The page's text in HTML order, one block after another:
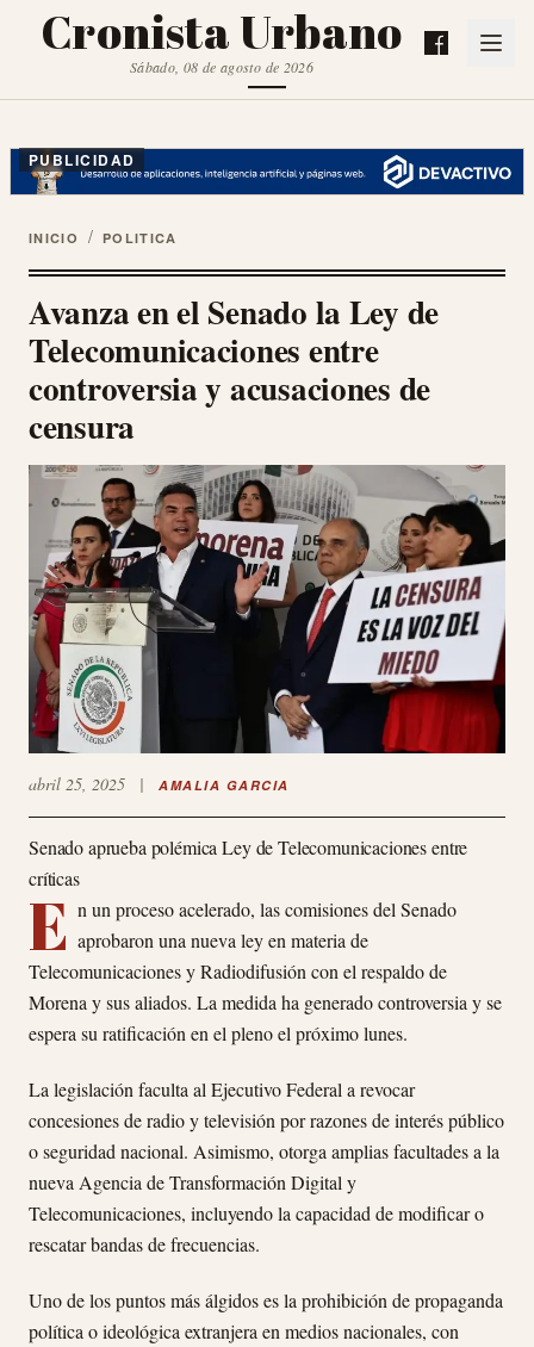
Cronista Urbano
Sábado, 08 de agosto de 2026
PUBLICIDAD
INICIO / POLITICA
Avanza en el Senado la Ley de
Telecomunicaciones entre
controversia y acusaciones de
censura
abril 25, 2025 | AMALIA GARCIA
Senado aprueba polémica Ley de Telecomunicaciones entre
críticas
E n un proceso acelerado, las comisiones del Senado
aprobaron una nueva ley en materia de
Telecomunicaciones y Radiodifusión con el respaldo de
Morena y sus aliados. La medida ha generado controversia y se
espera su ratificación en el pleno el próximo lunes.
La legislación faculta al Ejecutivo Federal a revocar
concesiones de radio y televisión por razones de interés público
o seguridad nacional. Asimismo, otorga amplias facultades a la
nueva Agencia de Transformación Digital y
Telecomunicaciones, incluyendo la capacidad de modificar o
rescatar bandas de frecuencias.
Uno de los puntos más álgidos es la prohibición de propaganda
política o ideológica extranjera en medios nacionales, con